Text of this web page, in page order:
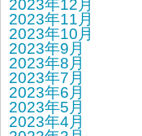
2023年12月
2023年11月
2023年10月
2023年9月
2023年8月
2023年7月
2023年6月
2023年5月
2023年4月